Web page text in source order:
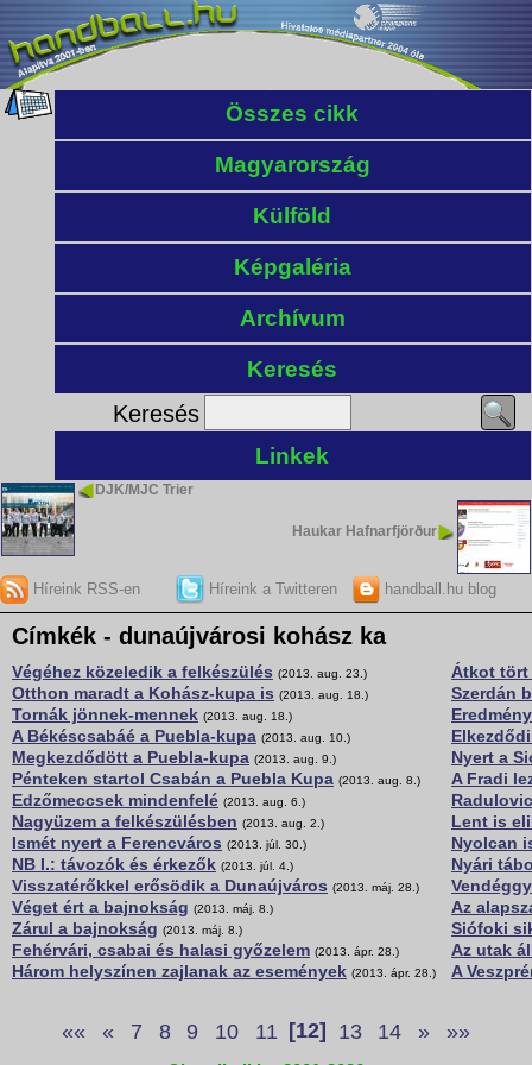
Összes cikk
Magyarország
Külföld
Képgaléria
Archívum
Keresés
Keresés
Linkek
DJK/MJC Trier
Haukar Hafnarfjörður
Híreink RSS-en Híreink a Twitteren handball.hu blog
Címkék - dunaújvárosi kohász ka
Végéhez közeledik a felkészülés (2013. aug. 23.)
Otthon maradt a Kohász-kupa is (2013. aug. 18.)
Tornák jönnek-mennek (2013. aug. 18.)
A Békéscsabáé a Puebla-kupa (2013. aug. 10.)
Megkezdődött a Puebla-kupa (2013. aug. 9.)
Pénteken startol Csabán a Puebla Kupa (2013. aug. 8.)
Edzőmeccsek mindenfelé (2013. aug. 6.)
Nagyüzem a felkészülésben (2013. aug. 2.)
Ismét nyert a Ferencváros (2013. júl. 30.)
NB I.: távozók és érkezők (2013. júl. 4.)
Visszatérőkkel erősödik a Dunaújváros (2013. máj. 28.)
Véget ért a bajnokság (2013. máj. 8.)
Zárul a bajnokság (2013. máj. 8.)
Fehérvári, csabai és halasi győzelem (2013. ápr. 28.)
Három helyszínen zajlanak az események (2013. ápr. 28.)
Átkot tört
Szerdán
Nyert a
A Fradi
Lent is
Nyolcan
Nyári
Az
Siófoki
Az utak
A
«« « 7 8 9 10 11 [12] 13 14 » »»